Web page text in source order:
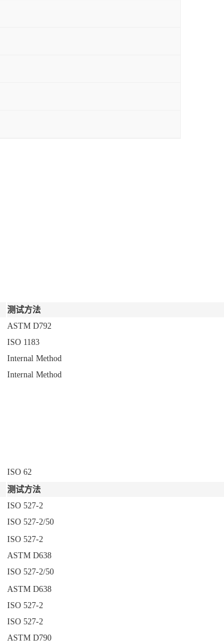
测试方法
ASTM D792
ISO 1183
Internal Method
Internal Method
ISO 62
测试方法
ISO 527-2
ISO 527-2/50
ISO 527-2
ASTM D638
ISO 527-2/50
ASTM D638
ISO 527-2
ISO 527-2
ASTM D790